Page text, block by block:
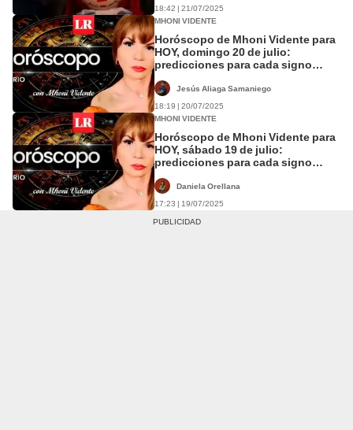
18:42 | 21/07/2025
MHONI VIDENTE
Horóscopo de Mhoni Vidente para
HOY, domingo 20 de julio:
predicciones para cada signo
Jesús Aliaga Samaniego
18:19 | 20/07/2025
MHONI VIDENTE
Horóscopo de Mhoni Vidente para
HOY, sábado 19 de julio:
predicciones para cada signo
Daniela Orellana
17:23 | 19/07/2025